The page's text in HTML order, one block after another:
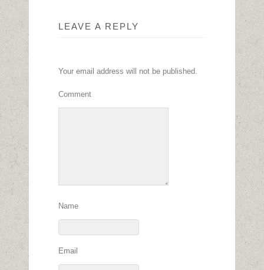
LEAVE A REPLY
Your email address will not be published.
Comment
Name
Email